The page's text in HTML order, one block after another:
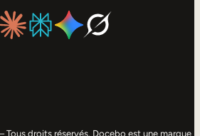
droits réservés. Docebo est une marque